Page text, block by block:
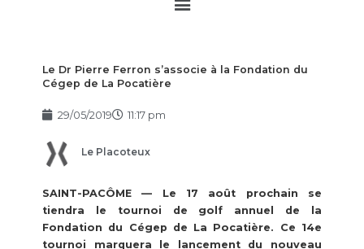
Le Dr Pierre Ferron s’associe à la Fondation du
Cégep de La Pocatière
29/05/2019 11:17 pm
Le Placoteux
SAINT-PACÔME — Le 17 août prochain se
tiendra le tournoi de golf annuel de la
Fondation du Cégep de La Pocatière. Ce 14e
tournoi marquera le lancement du nouveau